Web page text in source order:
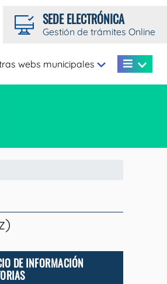
SEDE ELECTRÓNICA
Gestión de trámites Online
webs municipales
DE INFORMACIÓN